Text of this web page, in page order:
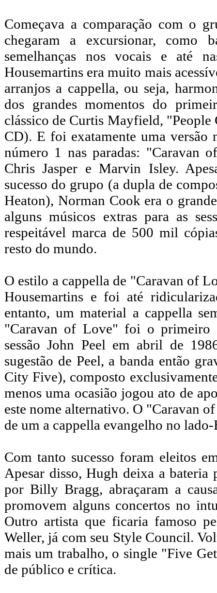
Começava a comparação com o
chegaram a excursionar, como
semelhanças nos vocais e até
Housemartins era muito mais
arranjos a cappella, ou seja,
dos grandes momentos do
clássico de Curtis Mayfield, "People
CD). E foi exatamente uma
número 1 nas paradas: "Caravan
Chris Jasper e Marvin Isley.
sucesso do grupo (a dupla de
Heaton), Norman Cook era o
alguns músicos extras para as
respeitável marca de 500 mil
resto do mundo.
O estilo a cappella de "Caravan of
Housemartins e foi até
entanto, um material a cappella
"Caravan of Love" foi o primeiro
sessão John Peel em abril de
sugestão de Peel, a banda então
City Five), composto
menos uma ocasião jogou ato de
este nome alternativo. O "Caravan
de um a cappella evangelho no
Com tanto sucesso foram eleitos
Apesar disso, Hugh deixa a
por Billy Bragg, abraçaram a
promovem alguns concertos no
Outro artista que ficaria famoso
Weller, já com seu Style Council.
mais um trabalho, o single "Five
de público e crítica.